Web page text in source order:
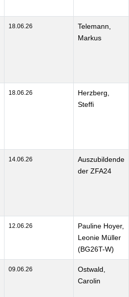
18.06.26
Telemann,
Markus
18.06.26
Herzberg,
Steffi
14.06.26
Auszubildende
der ZFA24
12.06.26
Pauline Hoyer,
Leonie Müller
(BG26T-W)
09.06.26
Ostwald,
Carolin